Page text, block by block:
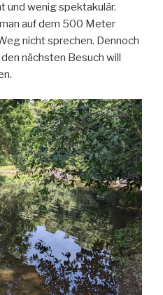
und wenig spektakulär.
auf dem 500 Meter
nicht sprechen. Dennoch
nächsten Besuch will